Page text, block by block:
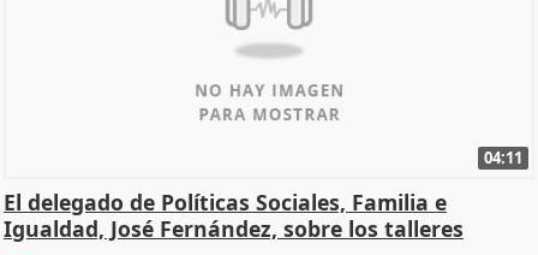
04:11
El delegado de Políticas Sociales, Familia e
Igualdad, José Fernández, sobre los talleres